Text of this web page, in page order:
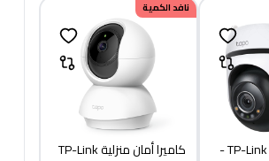
TP-Link Tapo C520WS -
نافد الكمية
كاميرا أمان منزلية TP-Link